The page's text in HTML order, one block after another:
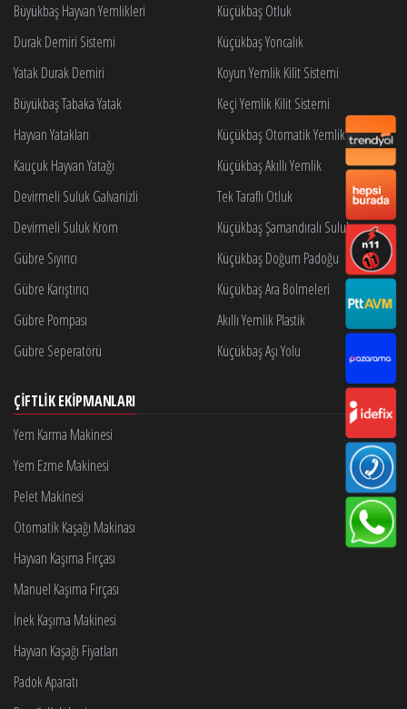
Büyükbaş Hayvan Yemlikleri
Durak Demiri Sistemi
Yatak Durak Demiri
Büyükbaş Tabaka Yatak
Hayvan Yatakları
Kauçuk Hayvan Yatağı
Devirmeli Suluk Galvanizli
Devirmeli Suluk Krom
Gübre Sıyırıcı
Gübre Karıştırıcı
Gübre Pompası
Gübre Seperatörü
Küçükbaş Otluk
Küçükbaş Yoncalık
Koyun Yemlik Kilit Sistemi
Keçi Yemlik Kilit Sistemi
Küçükbaş Otomatik Yemlik Kilidi
Küçükbaş Akıllı Yemlik
Tek Taraflı Otluk
Küçükbaş Şamandıralı Suluk
Küçükbaş Doğum Padoğu
Küçükbaş Ara Bölmeleri
Akıllı Yemlik Plastik
Küçükbaş Aşı Yolu
ÇIFTLIK EKIPMANLARI
Yem Karma Makinesi
Yem Ezme Makinesi
Pelet Makinesi
Otomatik Kaşağı Makinası
Hayvan Kaşıma Fırçası
Manuel Kaşıma Fırçası
İnek Kaşıma Makinesi
Hayvan Kaşağı Fiyatları
Padok Aparatı